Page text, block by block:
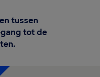
tussen
tot de